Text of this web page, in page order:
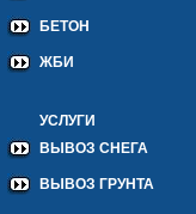
БЕТОН
ЖБИ
УСЛУГИ
ВЫВОЗ СНЕГА
ВЫВОЗ ГРУНТА